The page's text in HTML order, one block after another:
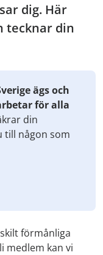
dig. Här
tecknar din
ägs och
för alla
din
till någon som
förmånliga
medlem kan vi